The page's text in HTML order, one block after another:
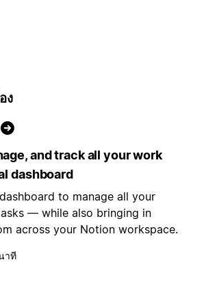
ง
and track all your work
dashboard
to manage all your
— while also bringing in
across your Notion workspace.
าที